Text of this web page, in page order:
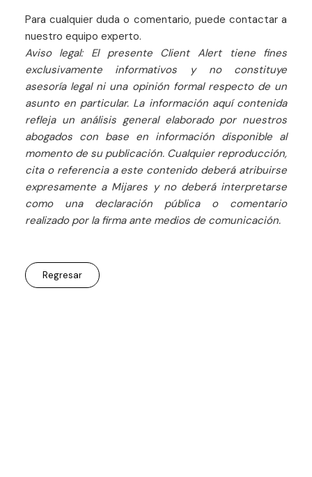
Para cualquier duda o comentario, puede contactar a
nuestro equipo experto.
Aviso legal: El presente Client Alert tiene fines
exclusivamente informativos y no constituye
asesoría legal ni una opinión formal respecto de un
asunto en particular. La información aquí contenida
refleja un análisis general elaborado por nuestros
abogados con base en información disponible al
momento de su publicación. Cualquier reproducción,
cita o referencia a este contenido deberá atribuirse
expresamente a Mijares y no deberá interpretarse
como una declaración pública o comentario
realizado por la firma ante medios de comunicación.
Regresar